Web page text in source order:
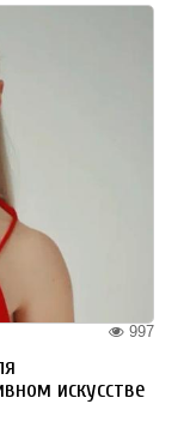
997
искусстве